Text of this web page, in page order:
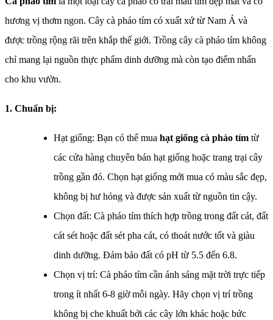
hương vị thơm ngon. Cây cà pháo tím có xuất xứ từ Nam Á và
được trồng rộng rãi trên khắp thế giới. Trồng cây cà pháo tím không
chỉ mang lại nguồn thực phẩm dinh dưỡng mà còn tạo điểm nhấn
cho khu vườn.
1. Chuẩn bị:
Hạt giống: Bạn có thể mua hạt giống cà pháo tím từ
các cửa hàng chuyên bán hạt giống hoặc trang trại cây
trồng gần đó. Chọn hạt giống mới mua có màu sắc đẹp,
không bị hư hỏng và được sản xuất từ nguồn tin cậy.
Chọn đất: Cà pháo tím thích hợp trồng trong đất cát, đất
cát sét hoặc đất sét pha cát, có thoát nước tốt và giàu
dinh dưỡng. Đảm bảo đất có pH từ 5.5 đến 6.8.
Chọn vị trí: Cà pháo tím cần ánh sáng mặt trời trực tiếp
trong ít nhất 6-8 giờ mỗi ngày. Hãy chọn vị trí trồng
không bị che khuất bởi các cây lớn khác hoặc bức